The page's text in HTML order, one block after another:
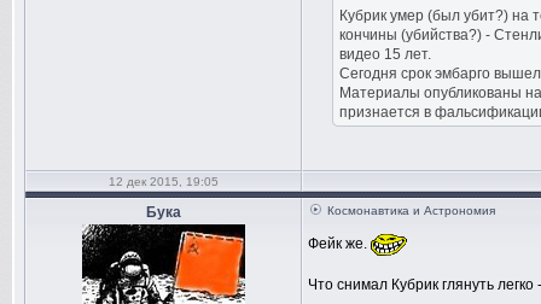
Кубрик умер (был убит?) на
кончины (убийства?) -
видео 15 лет.
Сегодня срок эмбарго
Материалы опубликованы
признается в
12 дек 2015, 19:05
Бука Космонавтика и Астрономия
Фейк же.
Что снимал Кубрик глянуть